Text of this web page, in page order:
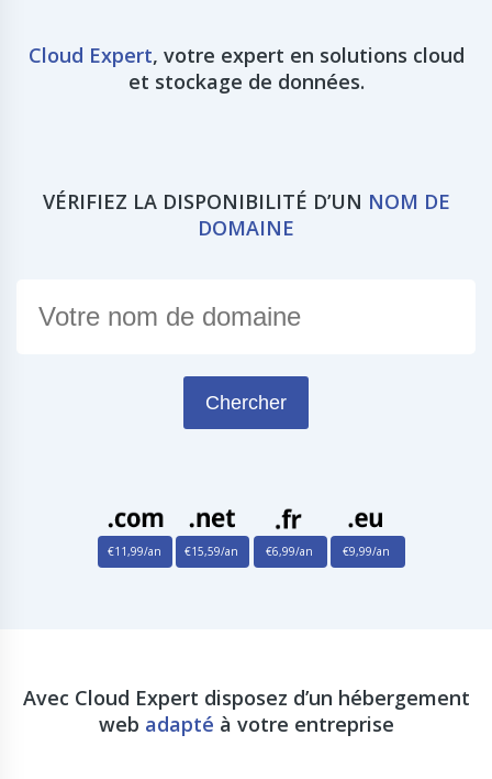
Cloud Expert, votre expert en solutions cloud
et stockage de données.
VÉRIFIEZ LA DISPONIBILITÉ D’UN NOM DE
DOMAINE
€11,99/an €15,59/an €6,99/an €9,99/an
Avec Cloud Expert disposez d’un hébergement
web adapté à votre entreprise